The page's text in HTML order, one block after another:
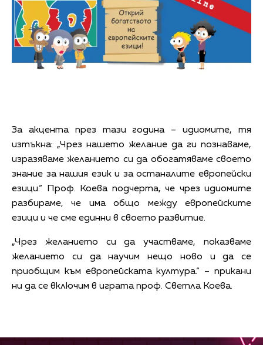
За акцента през тази година – идиомите, тя
изтъкна: „Чрез нашето желание да ги познаваме,
изразяваме желанието си да обогатяваме своето
знание за нашия език и за останалите европейски
езици.“ Проф. Коева подчерта, че чрез идиомите
разбираме, че има общо между европейските
езици и че сме единни в своето развитие.
„Чрез желанието си да участваме, показваме
желанието си да научим нещо ново и да се
приобщим към европейската култура.“ – прикани
ни да се включим в играта проф. Светла Коева.